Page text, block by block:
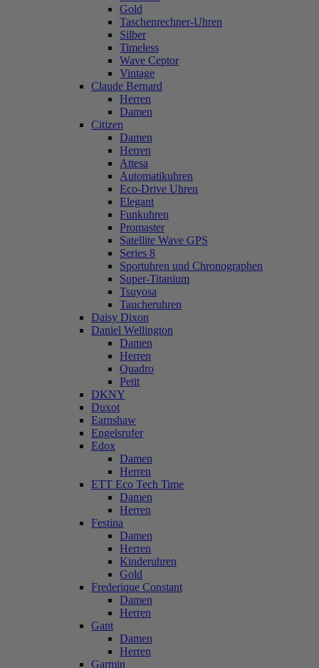
Gold
Taschenrechner-Uhren
Silber
Timeless
Wave Ceptor
Vintage
Claude Bernard
Herren
Damen
Citizen
Damen
Herren
Attesa
Automatikuhren
Eco-Drive Uhren
Elegant
Funkuhren
Promaster
Satellite Wave GPS
Series 8
Sportuhren und Chronographen
Super-Titanium
Tsuyosa
Taucheruhren
Daisy Dixon
Daniel Wellington
Damen
Herren
Quadro
Petit
DKNY
Duxot
Earnshaw
Engelsrufer
Edox
Damen
Herren
ETT Eco Tech Time
Damen
Herren
Festina
Damen
Herren
Kinderuhren
Gold
Frederique Constant
Damen
Herren
Gant
Damen
Herren
Garmin